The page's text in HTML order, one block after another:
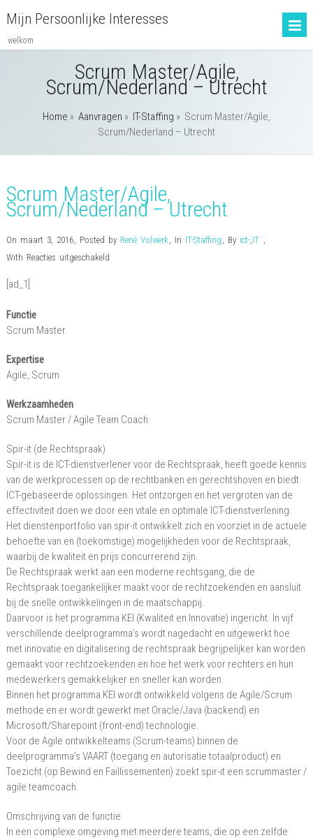
Mijn Persoonlijke Interesses
welkom
Scrum Master/Agile,
Scrum/Nederland – Utrecht
Home » Aanvragen » IT-Staffing » Scrum Master/Agile,
Scrum/Nederland – Utrecht
Scrum Master/Agile,
Scrum/Nederland – Utrecht
On maart 3, 2016, Posted by René Volwerk, In IT-Staffing , By ict-,IT ,
With Reacties uitgeschakeldvoor
[ad_1]
Functie
Scrum Master
Expertise
Agile, Scrum
Werkzaamheden
Scrum Master / Agile Team Coach
Spir-it (de Rechtspraak)
Spir-it is de ICT-dienstverlener voor de Rechtspraak, heeft goede kennis
van de werkprocessen op de rechtbanken en gerechtshoven en biedt
ICT-gebaseerde oplossingen. Het ontzorgen en het vergroten van de
effectiviteit doen we door een vitale en optimale ICT-dienstverlening.
Het dienstenportfolio van spir-it ontwikkelt zich en voorziet in de actuele
behoefte van en (toekomstige) mogelijkheden voor de Rechtspraak,
waarbij de kwaliteit en prijs concurrerend zijn.
De Rechtspraak werkt aan een moderne rechtsgang, die de
Rechtspraak toegankelijker maakt voor de rechtzoekenden en aansluit
bij de snelle ontwikkelingen in de maatschappij.
Daarvoor is het programma KEI (Kwaliteit en Innovatie) ingericht. In vijf
verschillende deelprogramma’s wordt nagedacht en uitgewerkt hoe
met innovatie en digitalisering de rechtspraak begrijpelijker kan worden
gemaakt voor rechtzoekenden en hoe het werk voor rechters en hun
medewerkers gemakkelijker en sneller kan worden.
Binnen het programma KEI wordt ontwikkeld volgens de Agile/Scrum
methode en er wordt gewerkt met Oracle/Java (backend) en
Microsoft/Sharepoint (front-end) technologie.
Voor de Agile ontwikkelteams (Scrum-teams) binnen de
deelprogramma’s VAART (toegang en autorisatie totaalproduct) en
Toezicht (op Bewind en Faillissementen) zoekt spir-it een scrummaster /
agile teamcoach.
Omschrijving van de functie
In een complexe omgeving met meerdere teams, die op een zelfde